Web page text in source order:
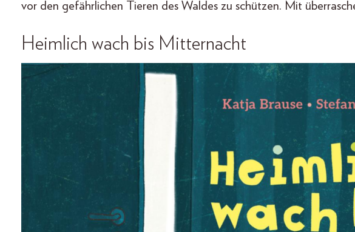
vor den gefährlichen Tieren des Waldes zu schützen. Mit
Heimlich wach bis Mitternacht